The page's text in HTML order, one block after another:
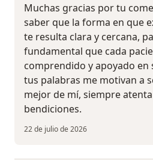
Muchas gracias por tu
saber que la forma en que
te resulta clara y cercana,
fundamental que cada
comprendido y apoyado en
tus palabras me motivan a
mejor de mí, siempre
bendiciones.
22 de julio de 2026